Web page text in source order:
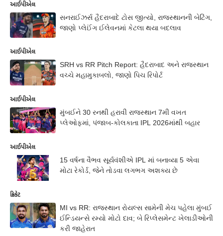
આઈપીએલ
સનરાઈઝર્સ હૈદરાબાદે ટોસ જીત્યો, રાજસ્થાનની બેટિંગ,
જાણો પ્લેઈંગ ઈલેવનમાં કેટલા થયા બદલાવ
આઈપીએલ
SRH vs RR Pitch Report: હૈદરાબાદ અને રાજસ્થાન
વચ્ચે મહામુકાબલો, જાણો પિચ રિપોર્ટ
આઈપીએલ
મુંબઈને 30 રનથી હરાવી રાજસ્થાન 7મી વખત
પ્લેઓફમાં, પંજાબ-કોલકાતા IPL 2026માંથી બહાર
આઈપીએલ
15 વર્ષના વૈભવ સૂર્યવંશીએ IPL માં બનાવ્યા 5 એવા
મોટા રેકોર્ડ, જેને તોડવા લગભગ અશક્ય છે
ક્રિકેટ
MI vs RR: રાજસ્થાન રોયલ્સ સામેની મેચ પહેલા મુંબઈ
ઈન્ડિયન્સે રમ્યો મોટો દાવ; બે રિપ્લેસમેન્ટ ખેલાડીઓની
કરી જાહેરાત